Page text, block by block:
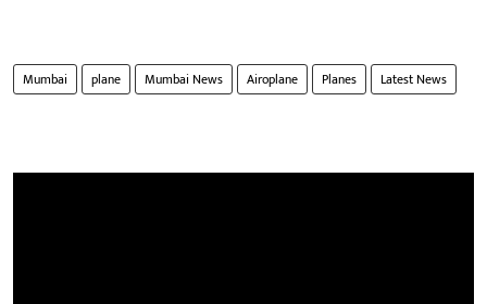
Mumbai plane Mumbai News Airoplane Planes Latest News